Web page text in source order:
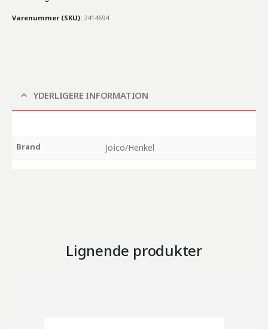
Varenummer (SKU): 2414694
YDERLIGERE INFORMATION
Brand Joico/Henkel
Lignende produkter